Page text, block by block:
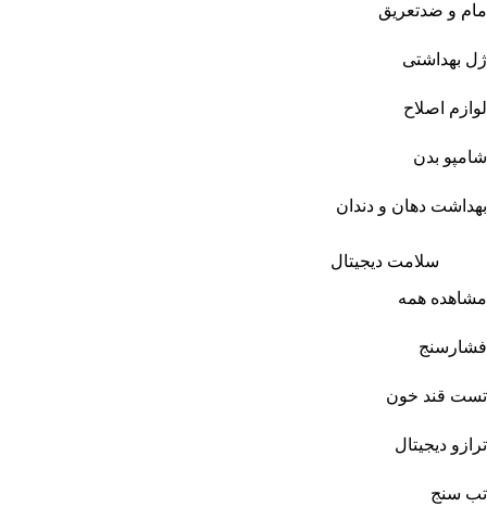
مام و ضدتعریق
ژل بهداشتی
لوازم اصلاح
شامپو بدن
بهداشت دهان و دندان
سلامت دیجیتال
مشاهده همه
فشارسنج
تست قند خون
ترازو دیجیتال
تب سنج